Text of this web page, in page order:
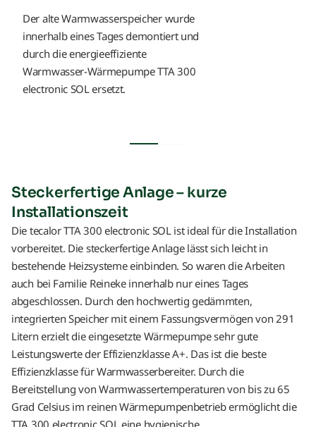
Der alte Warmwasserspeicher wurde
innerhalb eines Tages demontiert und
durch die energieeffiziente
Warmwasser-Wärmepumpe TTA 300
electronic SOL ersetzt.
Steckerfertige Anlage – kurze
Installationszeit
Die tecalor TTA 300 electronic SOL ist ideal für die Installation
vorbereitet. Die steckerfertige Anlage lässt sich leicht in
bestehende Heizsysteme einbinden. So waren die Arbeiten
auch bei Familie Reineke innerhalb nur eines Tages
abgeschlossen. Durch den hochwertig gedämmten,
integrierten Speicher mit einem Fassungsvermögen von 291
Litern erzielt die eingesetzte Wärmepumpe sehr gute
Leistungswerte der Effizienzklasse A+. Das ist die beste
Effizienzklasse für Warmwasserbereiter. Durch die
Bereitstellung von Warmwassertemperaturen von bis zu 65
Grad Celsius im reinen Wärmepumpenbetrieb ermöglicht die